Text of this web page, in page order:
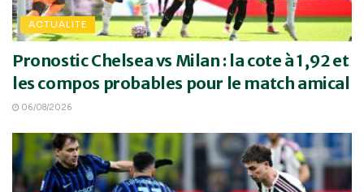
ACTUALITE
Pronostic Chelsea vs Milan : la cote à 1,92 et
les compos probables pour le match amical
06/08/2026